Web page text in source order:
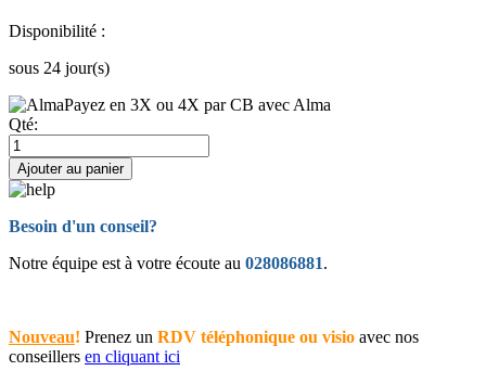
Disponibilité :
sous 24 jour(s)
Payez en 3X ou 4X par CB avec Alma
Qté:
Ajouter au panier
Besoin d'un conseil?
Notre équipe est à votre écoute au 028086881.
Nouveau! Prenez un RDV téléphonique ou visio avec nos
conseillers en cliquant ici